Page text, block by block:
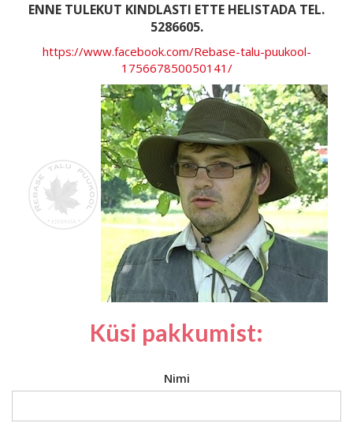
ENNE TULEKUT KINDLASTI ETTE HELISTADA TEL.
5286605.
https://www.facebook.com/Rebase-talu-puukool-
175667850050141/
Küsi pakkumist:
Nimi